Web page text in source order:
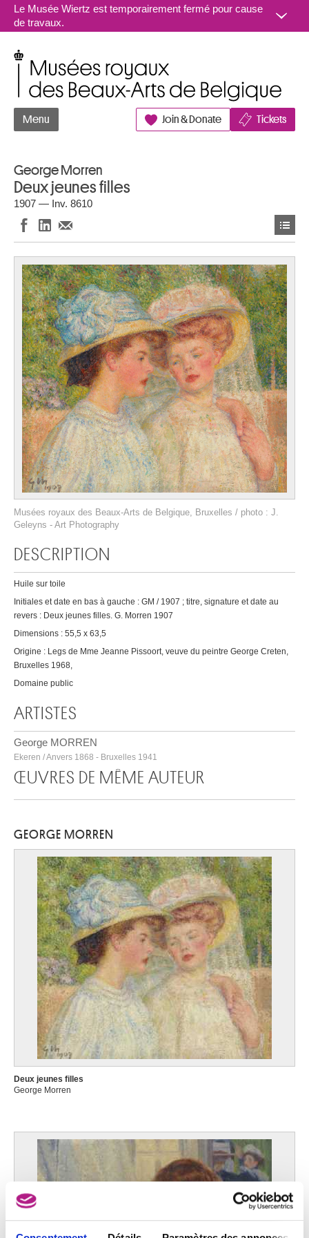
Aller au contenu
Le Musée Wiertz est temporairement fermé pour cause
de travaux.
Menu Join & Donate Tickets
George Morren
Deux jeunes filles
1907 — Inv. 8610
Musées royaux des Beaux-Arts de Belgique, Bruxelles / photo : J.
Geleyns - Art Photography
DESCRIPTION
Huile sur toile
Initiales et date en bas à gauche : GM / 1907 ; titre, signature et date au
revers : Deux jeunes filles. G. Morren 1907
Dimensions : 55,5 x 63,5
Origine : Legs de Mme Jeanne Pissoort, veuve du peintre George Creten,
Bruxelles 1968,
Domaine public
ARTISTES
George MORREN
Ekeren / Anvers 1868 - Bruxelles 1941
ŒUVRES DE MÊME AUTEUR
GEORGE MORREN
Deux jeunes filles
George Morren